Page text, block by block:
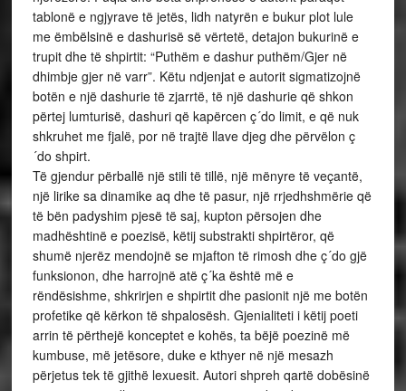
tablonë e ngjyrave të jetës, lidh natyrën e bukur plot lule
me ëmbëlsinë e dashurisë së vërtetë, detajon bukurinë e
trupit dhe të shpirtit: “Puthëm e dashur puthëm/Gjer në
dhimbje gjer në varr”. Këtu ndjenjat e autorit sigmatizojnë
botën e një dashurie të zjarrtë, të një dashurie që shkon
përtej lumturisë, dashuri që kapërcen ç´do limit, e që nuk
shkruhet me fjalë, por në trajtë llave djeg dhe përvëlon ç
´do shpirt.
Të gjendur përballë një stili të tillë, një mënyre të veçantë,
një lirike sa dinamike aq dhe të pasur, një rrjedhshmërie që
të bën padyshim pjesë të saj, kupton përsojen dhe
madhështinë e poezisë, këtij substrakti shpirtëror, që
shumë njerëz mendojnë se mjafton të rimosh dhe ç´do gjë
funksionon, dhe harrojnë atë ç´ka është më e
rëndësishme, shkrirjen e shpirtit dhe pasionit një me botën
profetike që kërkon të shpalosësh. Gjenialiteti i këtij poeti
arrin të përthejë konceptet e kohës, ta bëjë poezinë më
kumbuse, më jetësore, duke e kthyer në një mesazh
përjetus tek të gjithë lexuesit. Autori shpreh qartë dobësinë